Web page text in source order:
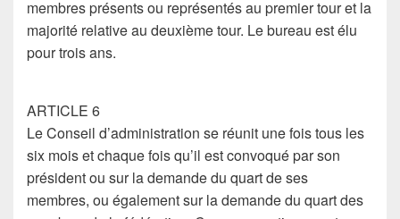
membres présents ou représentés au premier tour et la
majorité relative au deuxième tour. Le bureau est élu
pour trois ans.
ARTICLE 6
Le Conseil d’administration se réunit une fois tous les
six mois et chaque fois qu’il est convoqué par son
président ou sur la demande du quart de ses
membres, ou également sur la demande du quart des